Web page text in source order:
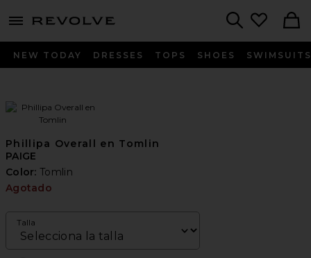
menu - shows more content
NEW TODAY DRESSES TOPS SHOES SWIMSUITS
Phillipa Overall en Tomlin
PAIGE
Color:Tomlin
Agotado
Talla